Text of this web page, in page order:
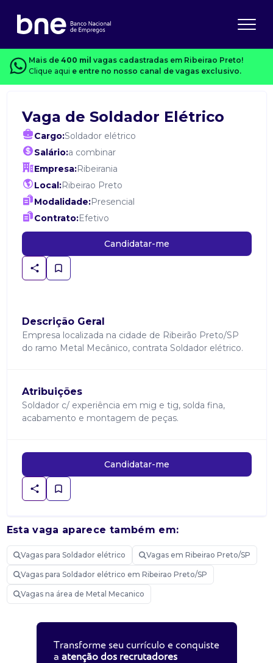
Mais de 400 mil vagas cadastradas em Ribeirao Preto!
Clique aqui e entre no nosso canal de vagas exclusivo.
Vaga de Soldador Elétrico
Cargo:Soldador elétrico
Salário:a combinar
Empresa:Ribeirania
Local:Ribeirao Preto
Modalidade:Presencial
Contrato:Efetivo
Candidatar-me
Descrição Geral
Empresa localizada na cidade de Ribeirão Preto/SP
do ramo Metal Mecânico, contrata Soldador elétrico.
Atribuições
Soldador c/ experiência em mig e tig, solda fina,
acabamento e montagem de peças.
Candidatar-me
Esta vaga aparece também em:
Vagas para Soldador elétrico Vagas em Ribeirao Preto/SP
Vagas para Soldador elétrico em Ribeirao Preto/SP
Vagas na área de Metal Mecanico
Transforme seu currículo e conquiste
a atenção dos recrutadores